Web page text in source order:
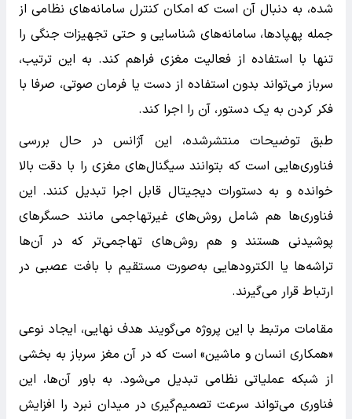
شده، به دنبال آن است که امکان کنترل سامانه‌های نظامی از
جمله پهپادها، سامانه‌های شناسایی و حتی تجهیزات جنگی را
تنها با استفاده از فعالیت مغزی فراهم کند. به این ترتیب،
سرباز می‌تواند بدون استفاده از دست یا فرمان صوتی، صرفا با
فکر کردن به یک دستور، آن را اجرا کند.
طبق توضیحات منتشرشده، این آژانس در حال بررسی
فناوری‌هایی است که بتوانند سیگنال‌های مغزی را با دقت بالا
خوانده و به دستورات دیجیتال قابل اجرا تبدیل کنند. این
فناوری‌ها هم شامل روش‌های غیرتهاجمی مانند حسگرهای
پوشیدنی هستند و هم روش‌های تهاجمی‌تر که در آن‌ها
تراشه‌ها یا الکترودهایی به‌صورت مستقیم با بافت عصبی در
ارتباط قرار می‌گیرند.
مقامات مرتبط با این پروژه می‌گویند هدف نهایی، ایجاد نوعی
«همکاری انسان و ماشین» است که در آن مغز سرباز به بخشی
از شبکه عملیاتی نظامی تبدیل می‌شود. به باور آن‌ها، این
فناوری می‌تواند سرعت تصمیم‌گیری در میدان نبرد را افزایش